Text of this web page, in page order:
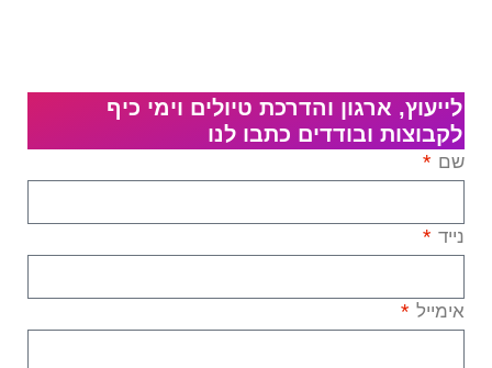
לייעוץ, ארגון והדרכת טיולים וימי כיף
לקבוצות ובודדים כתבו לנו
שם
נייד
אימייל